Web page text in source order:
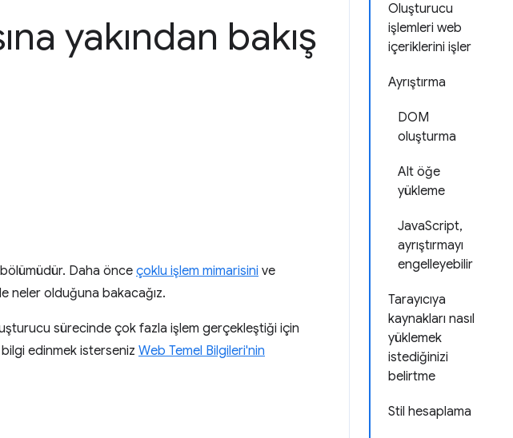
Oluşturucu
işlemleri web
içeriklerini işler
Ayrıştırma
DOM
oluşturma
Alt öğe
yükleme
JavaScript,
ayrıştırmayı
engelleyebilir
Tarayıcıya
kaynakları nasıl
yüklemek
istediğinizi
belirtme
Stil hesaplama
yakından bakış
bölümüdür. Daha önceçoklu işlem mimarisini ve
neler olduğuna bakacağız.
sürecinde çok fazla işlem gerçekleştiği için
bilgi edinmek isterseniz Web Temel Bilgileri'nin